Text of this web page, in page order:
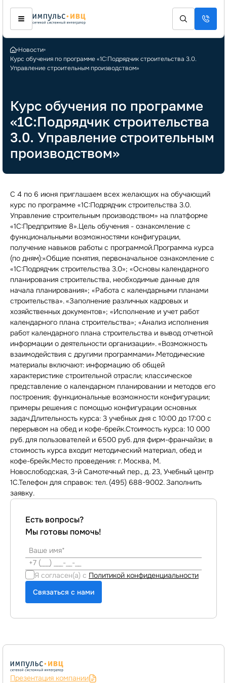
Новости
Курс обучения по программе «1С:Подрядчик строительства 3.0.
Управление строительным производством»
Курс обучения по программе
«1С:Подрядчик строительства
3.0. Управление строительным
производством»
С 4 по 6 июня приглашаем всех желающих на обучающий
курс по программе «1С:Подрядчик строительства 3.0.
Управление строительным производством» на платформе
«1С:Предпритяие 8».Цель обучения - ознакомление с
функциональными возможностями конфигурации,
получение навыков работы с программой.Программа курса
(по дням):«Общие понятия, первоначальное ознакомление с
«1С:Подрядчик строительства 3.0»; «Основы календарного
планирования строительства, необходимые данные для
начала планирования»; «Работа с календарными планами
строительства». «Заполнение различных кадровых и
хозяйственных документов»; «Исполнение и учет работ
календарного плана строительства»; «Анализ исполнения
работ календарного плана строительства и вывод отчетной
информации о деятельности организации». «Возможность
взаимодействия с другими программами».Методические
материалы включают: информацию об общей
характеристике строительной отрасли; классическое
представление о календарном планировании и методов его
построения; функциональные возможности конфигурации;
примеры решения с помощью конфигурации основных
задач.Длительность курса: 3 учебных дня с 10:00 до 17:00 с
перерывом на обед и кофе-брейк.Стоимость курса: 10 000
руб. для пользователей и 6500 руб. для фирм-франчайзи; в
стоимость курса входит методический материал, обед и
кофе-брейк.Место проведения: г. Москва, М.
Новослободская, 3-й Самотечный пер., д. 23, Учебный центр
1С.Телефон для справок: тел. (495) 688-9002. Заполнить
заявку.
Есть вопросы?
Мы готовы помочь!
Я согласен(а) с Политикой конфиденциальности
Связаться с нами
Презентация компании